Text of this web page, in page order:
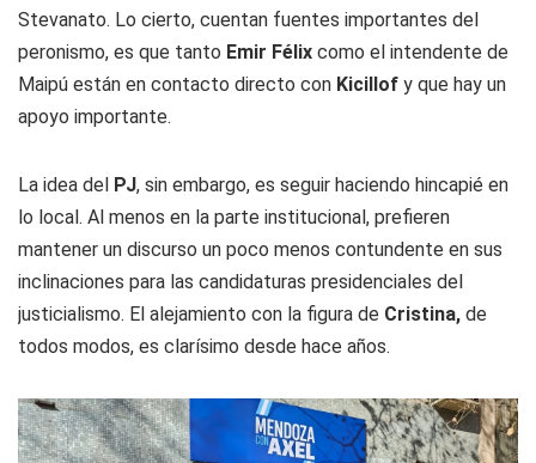
Stevanato. Lo cierto, cuentan fuentes importantes del
peronismo, es que tanto Emir Félix como el intendente de
Maipú están en contacto directo con Kicillof y que hay un
apoyo importante.
La idea del PJ, sin embargo, es seguir haciendo hincapié en
lo local. Al menos en la parte institucional, prefieren
mantener un discurso un poco menos contundente en sus
inclinaciones para las candidaturas presidenciales del
justicialismo. El alejamiento con la figura de Cristina, de
todos modos, es clarísimo desde hace años.